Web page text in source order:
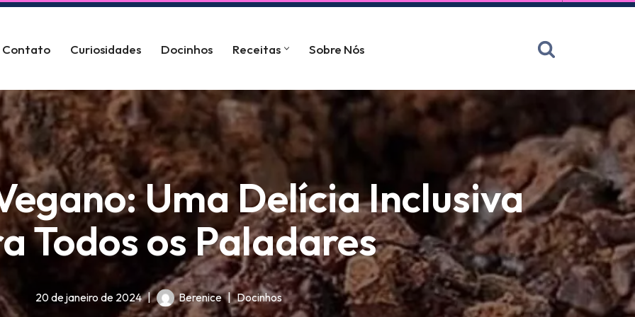
Contato Curiosidades Docinhos Receitas Sobre Nós
Uma Delícia Inclusiva
Todos os Paladares
20 de janeiro de 2024 Berenice Docinhos